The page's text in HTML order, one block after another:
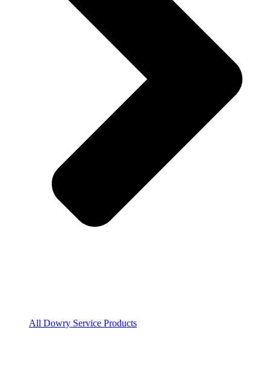
All Dowry Service Products